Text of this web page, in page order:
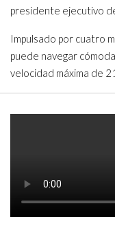
presidente ejecutivo
Impulsado por cuatro
puede navegar
velocidad máxima de